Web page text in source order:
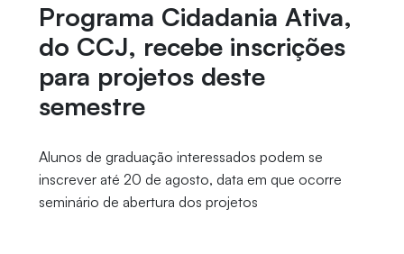
Programa Cidadania Ativa,
do CCJ, recebe inscrições
para projetos deste
semestre
Alunos de graduação interessados podem se
inscrever até 20 de agosto, data em que ocorre
seminário de abertura dos projetos